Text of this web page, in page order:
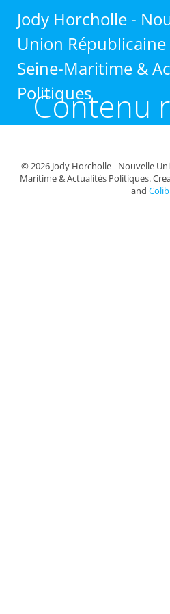
au
Jody Horcholle -
Union Républicaine
Seine-Maritime &
Politiques
Contenu
© 2026 Jody Horcholle - Nouvelle
Maritime & Actualités Politiques.
and